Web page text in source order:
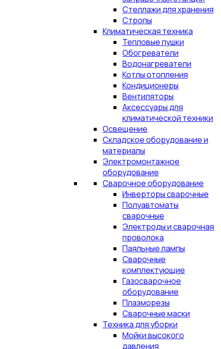
Стеллажи для хранения
Стропы
Климатическая техника
Тепловые пушки
Обогреватели
Водонагреватели
Котлы отопления
Кондиционеры
Вентиляторы
Аксессуары для
климатической техники
Освещение
Складское оборудование и
материалы
Электромонтажное
оборудование
Сварочное оборудование
Инверторы сварочные
Полуавтоматы
сварочные
Электроды и сварочная
проволока
Паяльные лампы
Сварочные
комплектующие
Газосварочное
оборудование
Плазморезы
Сварочные маски
Техника для уборки
Мойки высокого
давления